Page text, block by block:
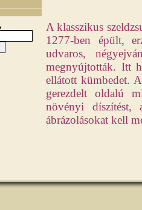
A klasszikus
1277-ben épült,
udvaros,
megnyújtották. Itt
ellátott kümbedet.
gerezdelt oldalú
növényi díszítést,
ábrázolásokat kell